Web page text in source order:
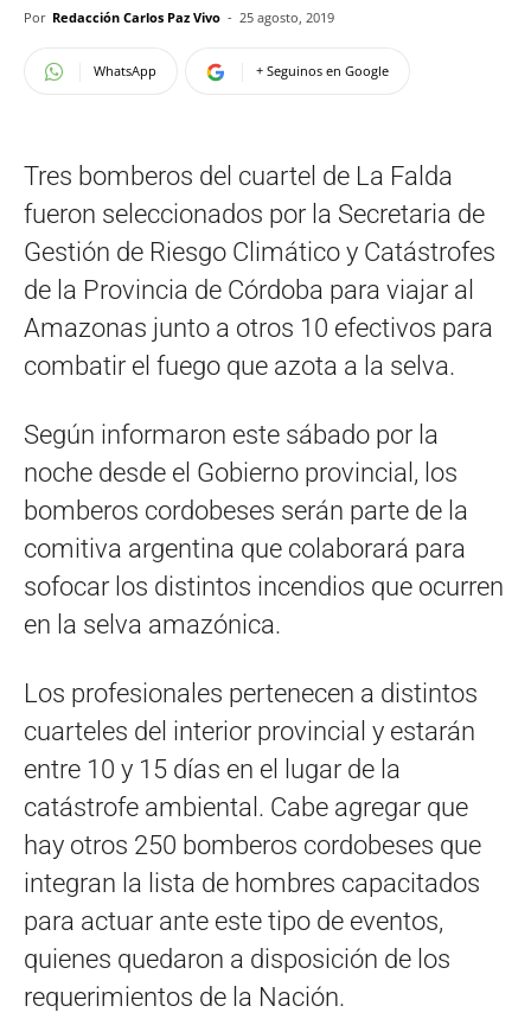
Por Redacción Carlos Paz Vivo - 25 agosto, 2019
WhatsApp + Seguinos en Google
Tres bomberos del cuartel de La Falda
fueron seleccionados por la Secretaria de
Gestión de Riesgo Climático y Catástrofes
de la Provincia de Córdoba para viajar al
Amazonas junto a otros 10 efectivos para
combatir el fuego que azota a la selva.
Según informaron este sábado por la
noche desde el Gobierno provincial, los
bomberos cordobeses serán parte de la
comitiva argentina que colaborará para
sofocar los distintos incendios que ocurren
en la selva amazónica.
Los profesionales pertenecen a distintos
cuarteles del interior provincial y estarán
entre 10 y 15 días en el lugar de la
catástrofe ambiental. Cabe agregar que
hay otros 250 bomberos cordobeses que
integran la lista de hombres capacitados
para actuar ante este tipo de eventos,
quienes quedaron a disposición de los
requerimientos de la Nación.